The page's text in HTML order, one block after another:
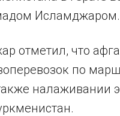
Исламджаром.
отметил, что
по
налаживании